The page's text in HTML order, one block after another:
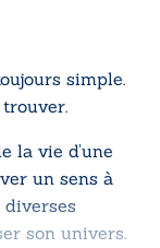
simple.
la vie d’une
un sens à
diverses
son univers.